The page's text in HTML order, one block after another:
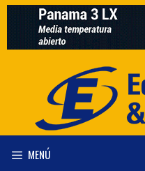
Saltar
contenido
MENÚ